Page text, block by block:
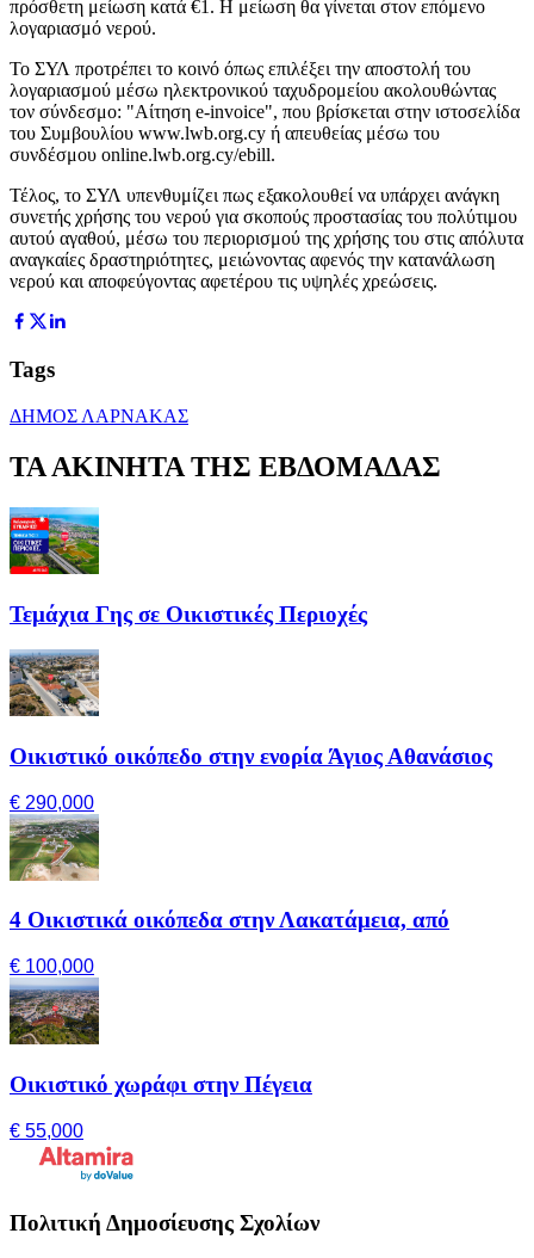
πρόσθετη μείωση κατά €1. Η μείωση θα γίνεται στον επόμενο
λογαριασμό νερού.
Το ΣΥΛ προτρέπει το κοινό όπως επιλέξει την αποστολή του
λογαριασμού μέσω ηλεκτρονικού ταχυδρομείου ακολουθώντας
τον σύνδεσμο: "Αίτηση e-invoice", που βρίσκεται στην ιστοσελίδα
του Συμβουλίου www.lwb.org.cy ή απευθείας μέσω του
συνδέσμου online.lwb.org.cy/ebill.
Τέλος, το ΣΥΛ υπενθυμίζει πως εξακολουθεί να υπάρχει ανάγκη
συνετής χρήσης του νερού για σκοπούς προστασίας του πολύτιμου
αυτού αγαθού, μέσω του περιορισμού της χρήσης του στις απόλυτα
αναγκαίες δραστηριότητες, μειώνοντας αφενός την κατανάλωση
νερού και αποφεύγοντας αφετέρου τις υψηλές χρεώσεις.
Tags
ΔΗΜΟΣ ΛΑΡΝΑΚΑΣ
ΤΑ ΑΚΙΝΗΤΑ ΤΗΣ ΕΒΔΟΜΑΔΑΣ
Τεμάχια Γης σε Οικιστικές Περιοχές
Οικιστικό οικόπεδο στην ενορία Άγιος Αθανάσιος
€ 290,000
4 Οικιστικά οικόπεδα στην Λακατάμεια, από
€ 100,000
Οικιστικό χωράφι στην Πέγεια
€ 55,000
Πολιτική Δημοσίευσης Σχολίων